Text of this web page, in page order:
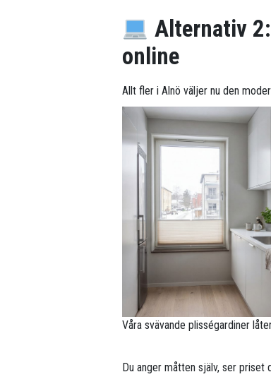
Alternativ
online
Allt fler i Alnö väljer nu den
Våra svävande plisségardiner
Du anger måtten själv, ser priset